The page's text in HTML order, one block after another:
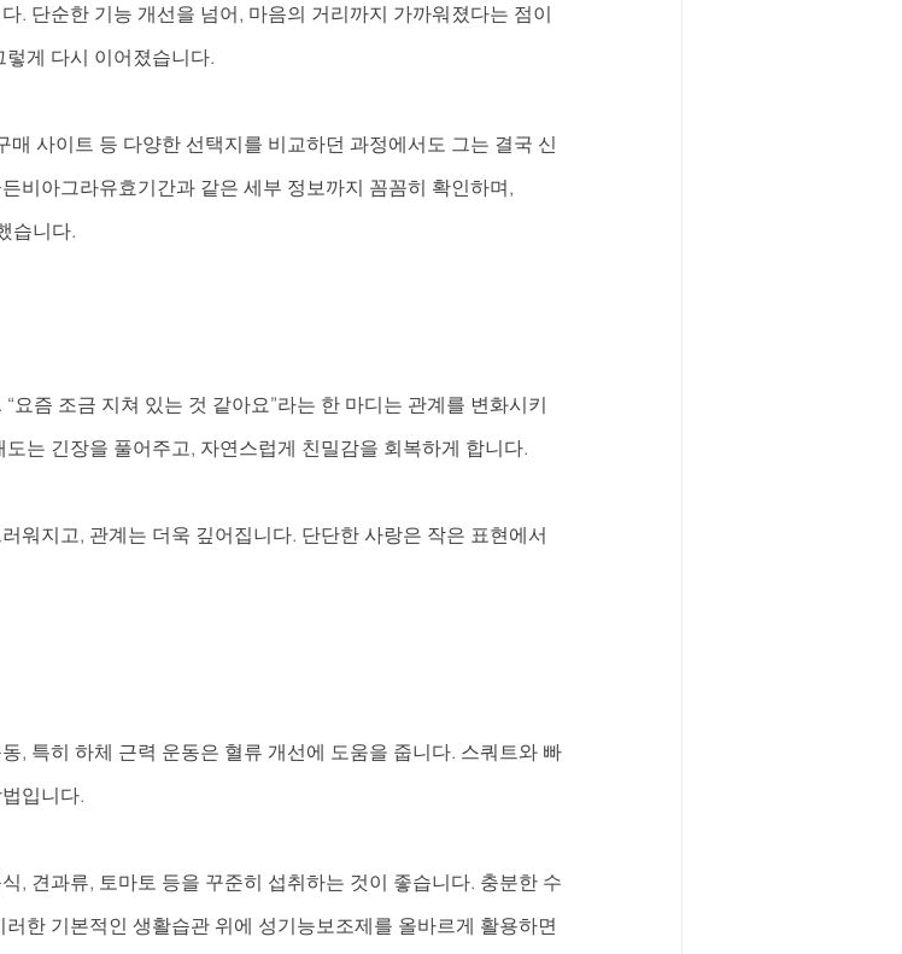
. 단순한 기능 개선을 넘어, 마음의 거리까지 가까워졌다는 점이
게 다시 이어졌습니다.
매 사이트 등 다양한 선택지를 비교하던 과정에서도 그는 결국 신
비아그라유효기간과 같은 세부 정보까지 꼼꼼히 확인하며,
습니다.
요즘 조금 지쳐 있는 것 같아요”라는 한 마디는 관계를 변화시키
는 긴장을 풀어주고, 자연스럽게 친밀감을 회복하게 합니다.
워지고, 관계는 더욱 깊어집니다. 단단한 사랑은 작은 표현에서
, 특히 하체 근력 운동은 혈류 개선에 도움을 줍니다. 스쿼트와 빠
입니다.
, 견과류, 토마토 등을 꾸준히 섭취하는 것이 좋습니다. 충분한 수
한 기본적인 생활습관 위에 성기능보조제를 올바르게 활용하면